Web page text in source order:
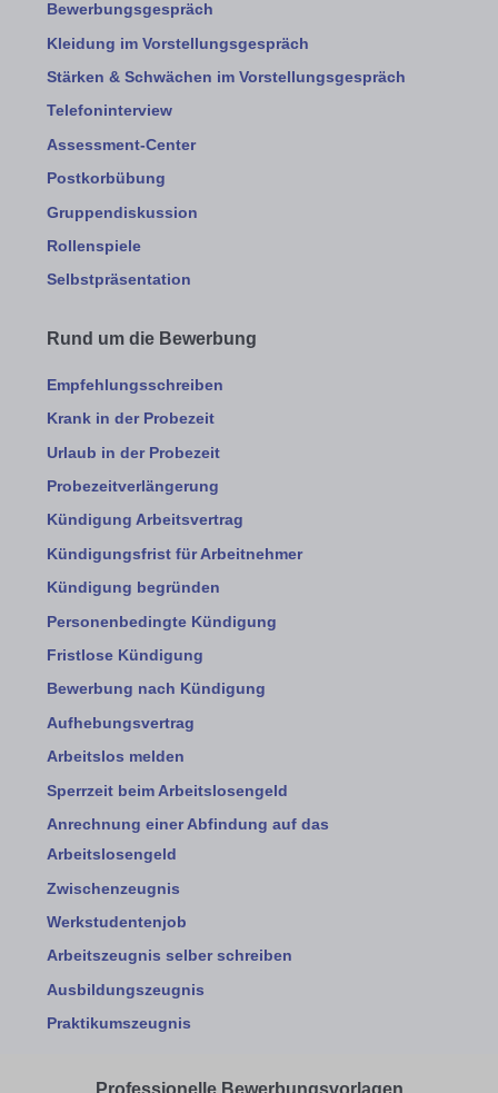
Bewerbungsgespräch
Kleidung im Vorstellungsgespräch
Stärken & Schwächen im Vorstellungsgespräch
Telefoninterview
Assessment-Center
Postkorbübung
Gruppendiskussion
Rollenspiele
Selbstpräsentation
Rund um die Bewerbung
Empfehlungsschreiben
Krank in der Probezeit
Urlaub in der Probezeit
Probezeitverlängerung
Kündigung Arbeitsvertrag
Kündigungsfrist für Arbeitnehmer
Kündigung begründen
Personenbedingte Kündigung
Fristlose Kündigung
Bewerbung nach Kündigung
Aufhebungsvertrag
Arbeitslos melden
Sperrzeit beim Arbeitslosengeld
Anrechnung einer Abfindung auf das
Arbeitslosengeld
Zwischenzeugnis
Werkstudentenjob
Arbeitszeugnis selber schreiben
Ausbildungszeugnis
Praktikumszeugnis
Professionelle Bewerbungsvorlagen